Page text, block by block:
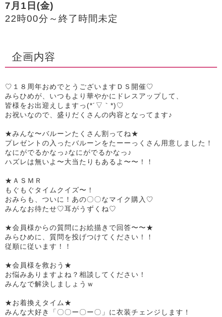
7月1日(金)
22時00分～終了時間未定
企画内容
♡１８周年おめでとうございますＤＳ開催♡
みらひめが、いつもより華やかにドレスアップして、
皆様をお出迎えしますっ(*´▽｀*)♡
お祝いなので、盛りだくさんの内容となってます♪
★みんな〜バルーンたくさん割ってね★
プレゼントの入ったバルーンをたーーっくさん用意しました！
なにがでるかなっ♪なにがでるかなっ♪
ハズレは無いよ〜大当たりもあるよ〜〜！！
★ＡＳＭＲ
もぐもぐタイムクイズ〜！
おみらも、ついに！あの〇〇なマイク購入♡
みんなお待たせ♡耳がうずくね♡
★会員様からの質問にお絵描きで回答〜〜★
みらひめに、質問を投げつけてください！！
従順に従います！！
★会員様を救おう★
お悩みありますよね？相談してください！
みんなで解決しましょうｗ
★お着換えタイム★
みんな大好き「〇〇ー〇ー〇」に衣装チェンジします！